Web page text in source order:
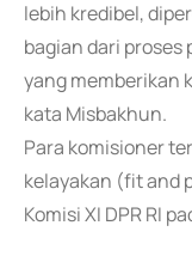
lebih kredibel,
bagian dari proses
yang memberikan
kata Misbakhun.
Para komisioner
kelayakan (fit and
Komisi XI DPR RI